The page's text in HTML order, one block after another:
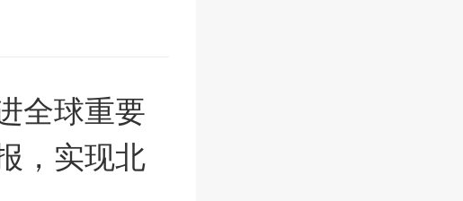
全球重要
，实现北